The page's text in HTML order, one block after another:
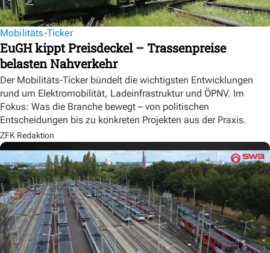
Mobilitäts-Ticker
EuGH kippt Preisdeckel – Trassenpreise
belasten Nahverkehr
Der Mobilitäts-Ticker bündelt die wichtigsten Entwicklungen
rund um Elektromobilität, Ladeinfrastruktur und ÖPNV. Im
Fokus: Was die Branche bewegt – von politischen
Entscheidungen bis zu konkreten Projekten aus der Praxis.
ZFK Redaktion